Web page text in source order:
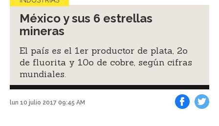
México y sus 6 estrellas
mineras
El país es el 1er productor de plata, 2o
de fluorita y 10o de cobre, según cifras
mundiales.
lun 10 julio 2017 09:45 AM